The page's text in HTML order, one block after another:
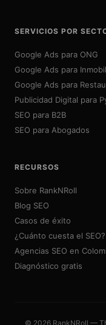
SERVICIOS POR
Google Ads para ONG
Google Ads para
Google Ads para
Publicidad Digital para
SEO para B2B
SEO para Abogados
RECURSOS
Sobre RankNRoll
Blog SEO
Casos de éxito
¿Cuánto cuesta el SEO?
Agencias SEO en
Diagnóstico gratis
© 2026 RankNRoll —